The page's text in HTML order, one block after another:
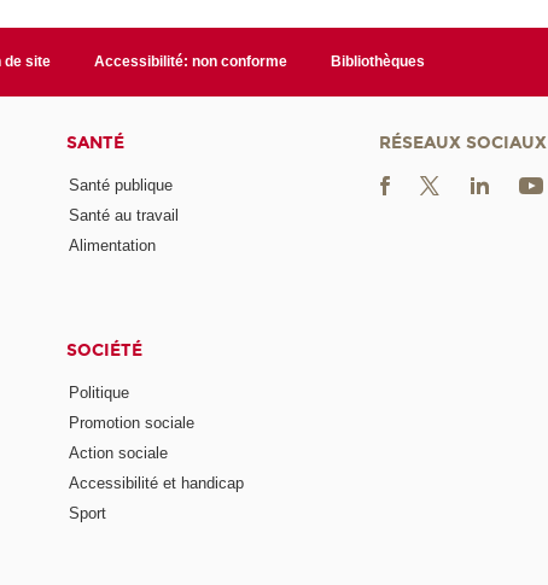
de site Accessibilité: non conforme Bibliothèques
SANTÉ
Santé publique
Santé au travail
Alimentation
SOCIÉTÉ
Politique
Promotion sociale
Action sociale
Accessibilité et handicap
Sport
RÉSEAUX SOCIAUX